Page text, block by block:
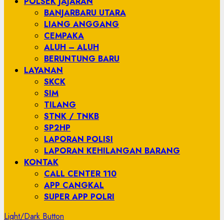
BANJARBARU UTARA
LIANG ANGGANG
CEMPAKA
ALUH – ALUH
BERUNTUNG BARU
LAYANAN
SKCK
SIM
TILANG
STNK / TNKB
SP2HP
LAPORAN POLISI
LAPORAN KEHILANGAN BARANG
KONTAK
CALL CENTER 110
APP CANGKAL
SUPER APP POLRI
Light/Dark Button